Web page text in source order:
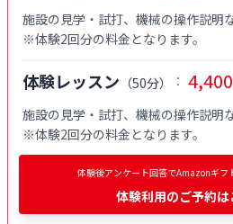
施設の見学・試打、機械の操作説明
※体験2回分の料金となります。
体験レッスン （50分） ： 4,400
施設の見学・試打、機械の操作説明
※体験2回分の料金となります。
体験後アンケート回答でAmazonギフ
体験利用のご予約は